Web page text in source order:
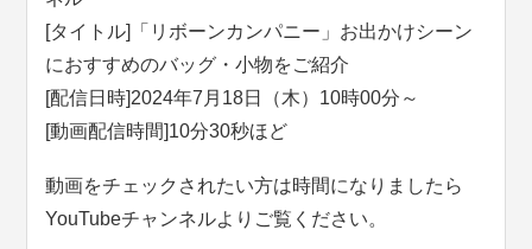
[タイトル]「リボーンカンパニー」お出かけシーン
におすすめのバッグ・小物をご紹介
[配信日時]2024年7月18日（木）10時00分～
[動画配信時間]10分30秒ほど
動画をチェックされたい方は時間になりましたら
YouTubeチャンネルよりご覧ください。